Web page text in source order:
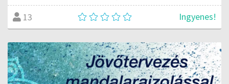
13 Ingyenes!